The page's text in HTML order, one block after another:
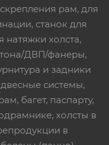
рам, для
станок для
натяжки холста,
ДВП/фанеры,
и задники
системы,
багет, паспарту,
холсты в
в